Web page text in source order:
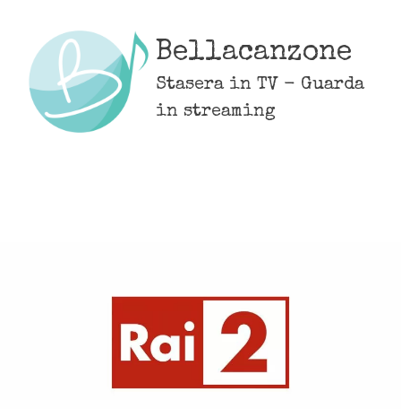
content
Bellacanzone
Stasera in TV - Guarda
in streaming